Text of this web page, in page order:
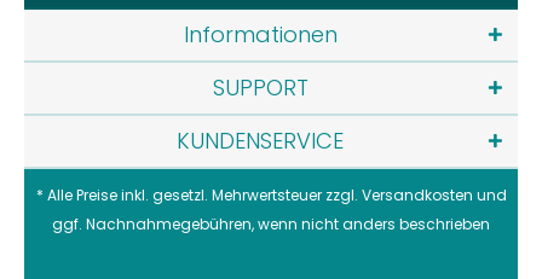
KUNDENSERVICE
SUPPORT
Informationen
* Alle Preise inkl. gesetzl. Mehrwertsteuer zzgl. Versandkosten und
ggf. Nachnahmegebühren, wenn nicht anders beschrieben